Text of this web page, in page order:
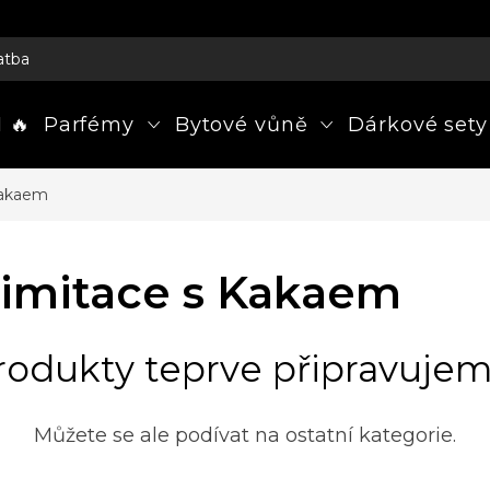
🔥 Parfémy Bytové vůně Dárkové sety
s Kakaem
teprve
Můžete se ale podívat na ostatní kategorie.